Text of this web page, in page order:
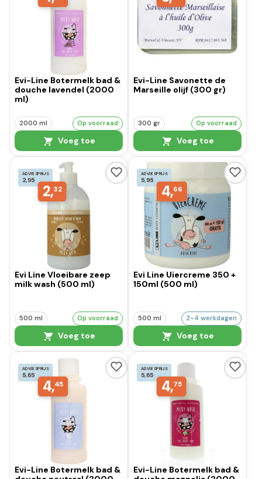
Evi-Line Botermelk bad &
douche lavendel (2000
ml)
2000 ml Op voorraad
Voeg toe
Evi-Line Savonette de
Marseille olijf (300 gr)
300 gr Op voorraad
Voeg toe
ADVIESPRIJS
2,95
2,32
Evi Line Vloeibare zeep
milk wash (500 ml)
500 ml Op voorraad
Voeg toe
ADVIESPRIJS
5,95
4,66
Evi Line Uiercreme 350 +
150ml (500 ml)
500 ml 2-4 werkdagen
Voeg toe
ADVIESPRIJS
5,65
4,45
Evi-Line Botermelk bad &
ADVIESPRIJS
5,65
4,75
Evi-Line Botermelk bad &